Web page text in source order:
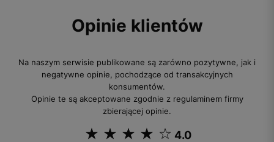
Opinie klientów
Na naszym serwisie publikowane są zarówno pozytywne, jak i
negatywne opinie, pochodzące od transakcyjnych
konsumentów.
Opinie te są akceptowane zgodnie z regulaminem firmy
zbierającej opinie.
4.0